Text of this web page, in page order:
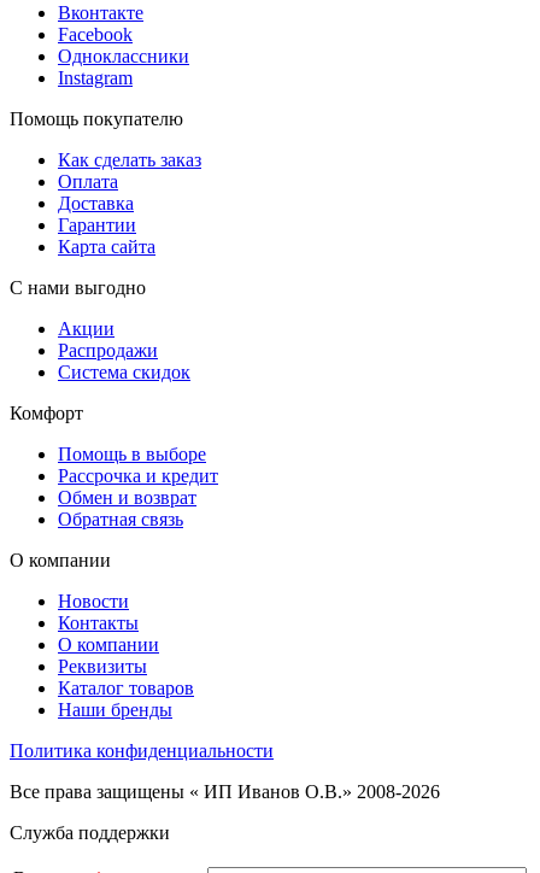
Вконтакте
Facebook
Одноклассники
Instagram
Помощь покупателю
Как сделать заказ
Оплата
Доставка
Гарантии
Карта сайта
С нами выгодно
Акции
Распродажи
Система скидок
Комфорт
Помощь в выборе
Рассрочка и кредит
Обмен и возврат
Обратная связь
О компании
Новости
Контакты
О компании
Реквизиты
Каталог товаров
Наши бренды
Политика конфиденциальности
Все права защищены « ИП Иванов О.В.» 2008-2026
Служба поддержки